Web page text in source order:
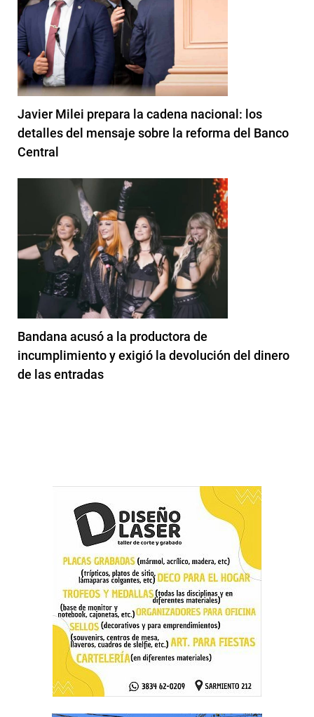
Javier Milei prepara la cadena nacional: los
detalles del mensaje sobre la reforma del Banco
Central
Bandana acusó a la productora de
incumplimiento y exigió la devolución del dinero
de las entradas